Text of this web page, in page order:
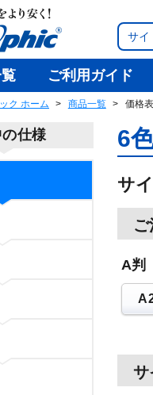
ご利用ガイド
ク ホーム 商品一覧 価格表
仕様 6
サ
A判
サ